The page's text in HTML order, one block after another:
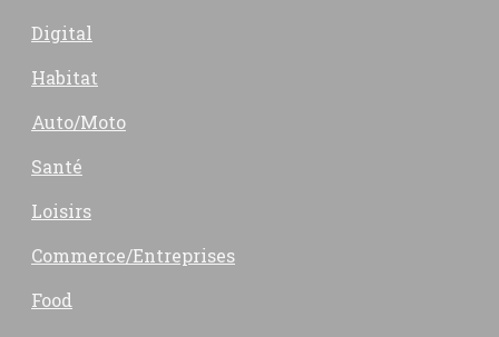
Digital
Habitat
Auto/Moto
Santé
Loisirs
Commerce/Entreprises
Food